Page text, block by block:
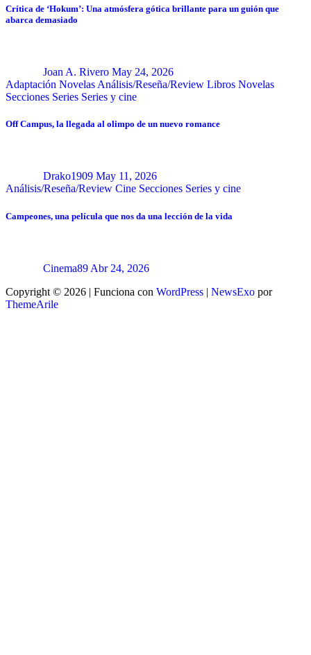
Crítica de ‘Hokum’: Una atmósfera gótica brillante para un guión que
abarca demasiado
Joan A. Rivero May 24, 2026
Adaptación Novelas Análisis/Reseña/Review Libros Novelas
Secciones Series Series y cine
Off Campus, la llegada al olimpo de un nuevo romance
Drako1909 May 11, 2026
Análisis/Reseña/Review Cine Secciones Series y cine
Campeones, una película que nos da una lección de la vida
Cinema89 Abr 24, 2026
Copyright © 2026 | Funciona con WordPress | NewsExo por
ThemeArile